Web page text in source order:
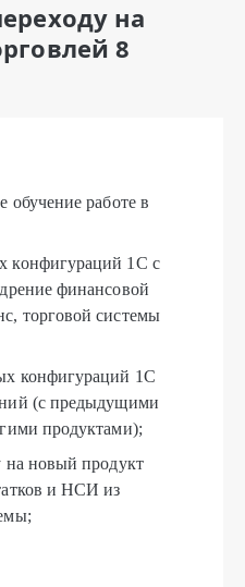
на
8
обучение работе в
конфигураций 1С с
финансовой
торговой системы
конфигураций 1С
(с предыдущими
продуктами);
на новый продукт
и НСИ из